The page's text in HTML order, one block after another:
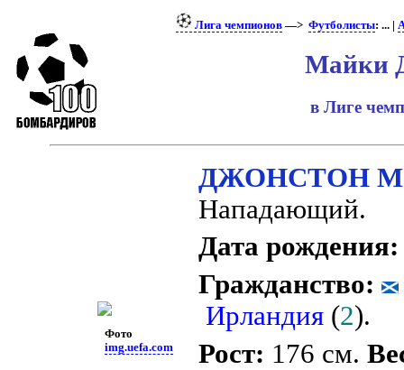
Лига чемпионов—> Футболисты: ... |
Майки
в Лиге
Фото
img.uefa.com
ДЖОНСТОН
Нападающий.
Дата рождения:
Гражданство:
Ирландия(2).
Рост: 176 см.